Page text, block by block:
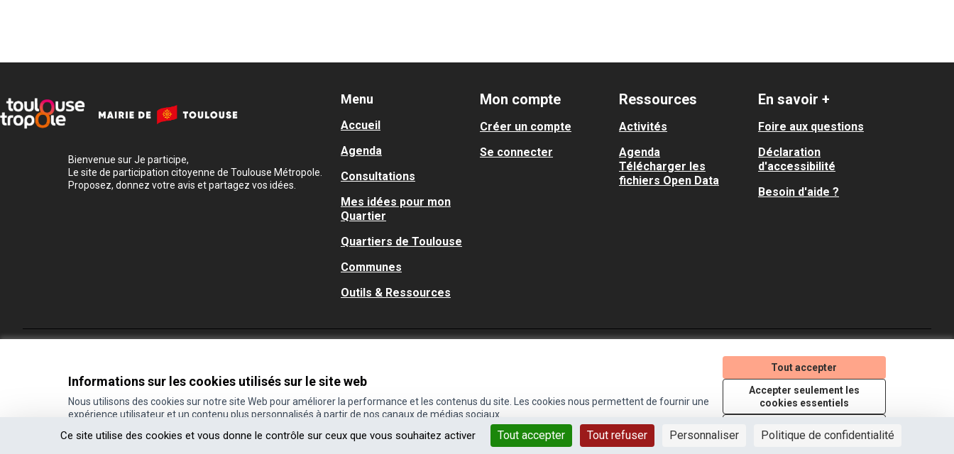
Ce site utilise des cookies et vous donne le contrôle sur ceux que vous souhaitez activer Tout accepter Tout refuser Personnaliser Politique de confidentialité
Informations sur les cookies utilisés sur le site web
Nous utilisons des cookies sur notre site Web pour améliorer la performance et les contenus du site. Les cookies nous permettent de fournir une
expérience utilisateur et un contenu plus personnalisés à partir de nos canaux de médias sociaux.
Tout accepter
Accepter seulement les
cookies essentiels
Bienvenue sur Je participe,
Le site de participation citoyenne de Toulouse Métropole.
Proposez, donnez votre avis et partagez vos idées.
Menu
Accueil
Agenda
Consultations
Mes idées pour mon
Quartier
Quartiers de Toulouse
Communes
Outils & Ressources
Mon compte
Créer un compte
Se connecter
Ressources
Activités
Agenda
Télécharger les
fichiers Open Data
En savoir +
Foire aux questions
Déclaration
d'accessibilité
Besoin d'aide ?
(Lien externe)
(Lien externe)
(Lien externe)
(Lien externe)
Site réalisé grâce aulogiciel libre Decidim
(Lien externe)
.
Licence Creative
(Lien externe)